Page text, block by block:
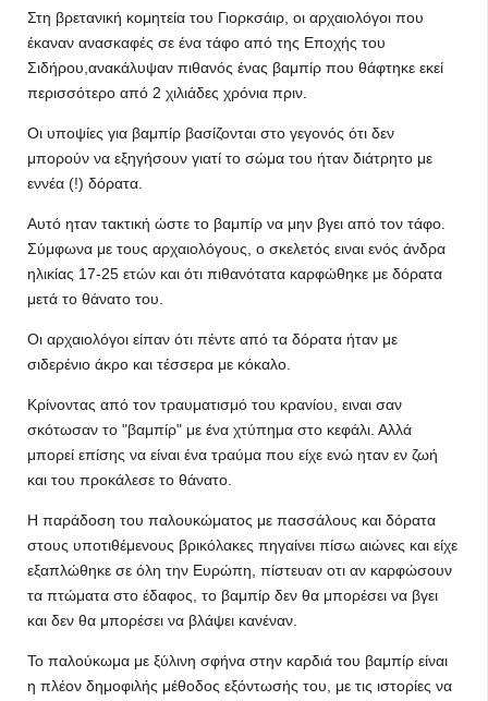
Στη βρετανική κομητεία του Γιορκσάιρ, οι αρχαιολόγοι που
έκαναν ανασκαφές σε ένα τάφο από της Εποχής του
Σιδήρου,ανακάλυψαν πιθανός ένας βαμπίρ που θάφτηκε εκεί
περισσότερο από 2 χιλιάδες χρόνια πριν.
Οι υποψίες για βαμπίρ βασίζονται στο γεγονός ότι δεν
μπορούν να εξηγήσουν γιατί το σώμα του ήταν διάτρητο με
εννέα (!) δόρατα.
Αυτό ηταν τακτική ώστε το βαμπίρ να μην βγει από τον τάφο.
Σύμφωνα με τους αρχαιολόγους, ο σκελετός ειναι ενός άνδρα
ηλικίας 17-25 ετών και ότι πιθανότατα καρφώθηκε με δόρατα
μετά το θάνατο του.
Οι αρχαιολόγοι είπαν ότι πέντε από τα δόρατα ήταν με
σιδερένιο άκρο και τέσσερα με κόκαλο.
Κρίνοντας από τον τραυματισμό του κρανίου, ειναι σαν
σκότωσαν το "βαμπίρ" με ένα χτύπημα στο κεφάλι. Αλλά
μπορεί επίσης να είναι ένα τραύμα που είχε ενώ ηταν εν ζωή
και του προκάλεσε το θάνατο.
Η παράδοση του παλουκώματος με πασσάλους και δόρατα
στους υποτιθέμενους βρικόλακες πηγαίνει πίσω αιώνες και είχε
εξαπλώθηκε σε όλη την Ευρώπη, πίστευαν οτι αν καρφώσουν
τα πτώματα στο έδαφος, το βαμπίρ δεν θα μπορέσει να βγει
και δεν θα μπορέσει να βλάψει κανέναν.
Το παλούκωμα με ξύλινη σφήνα στην καρδιά του βαμπίρ είναι
η πλέον δημοφιλής μέθοδος εξόντωσής του, με τις ιστορίες να